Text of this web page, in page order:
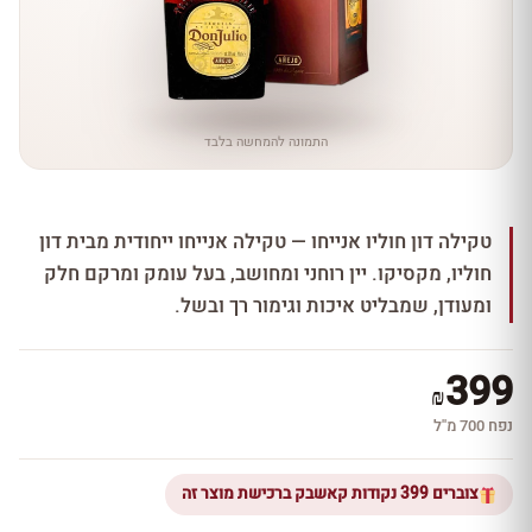
התמונה להמחשה בלבד
טקילה דון חוליו אנייחו — טקילה אנייחו ייחודית מבית דון
חוליו, מקסיקו. יין רוחני ומחושב, בעל עומק ומרקם חלק
ומעודן, שמבליט איכות וגימור רך ובשל.
₪399
נפח 700 מ''ל
צוברים 399 נקודות קאשבק ברכישת מוצר זה